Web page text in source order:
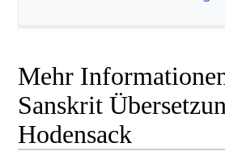
Mehr
Sanskrit
Hodensack